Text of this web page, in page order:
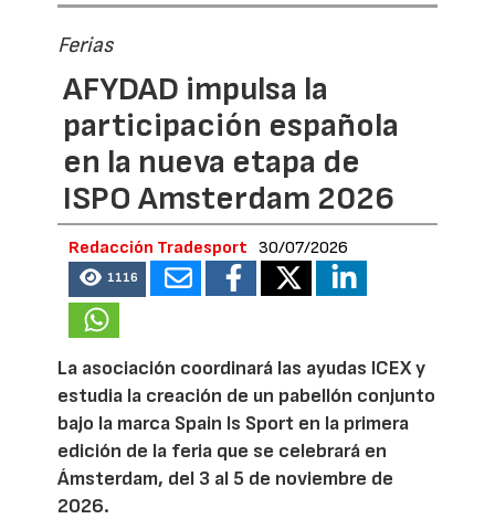
Ferias
AFYDAD impulsa la
participación española
en la nueva etapa de
ISPO Amsterdam 2026
Redacción Tradesport 30/07/2026
1116
La asociación coordinará las ayudas ICEX y
estudia la creación de un pabellón conjunto
bajo la marca Spain Is Sport en la primera
edición de la feria que se celebrará en
Ámsterdam, del 3 al 5 de noviembre de
2026.